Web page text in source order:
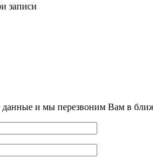
записи
данные и мы перезвоним Вам в